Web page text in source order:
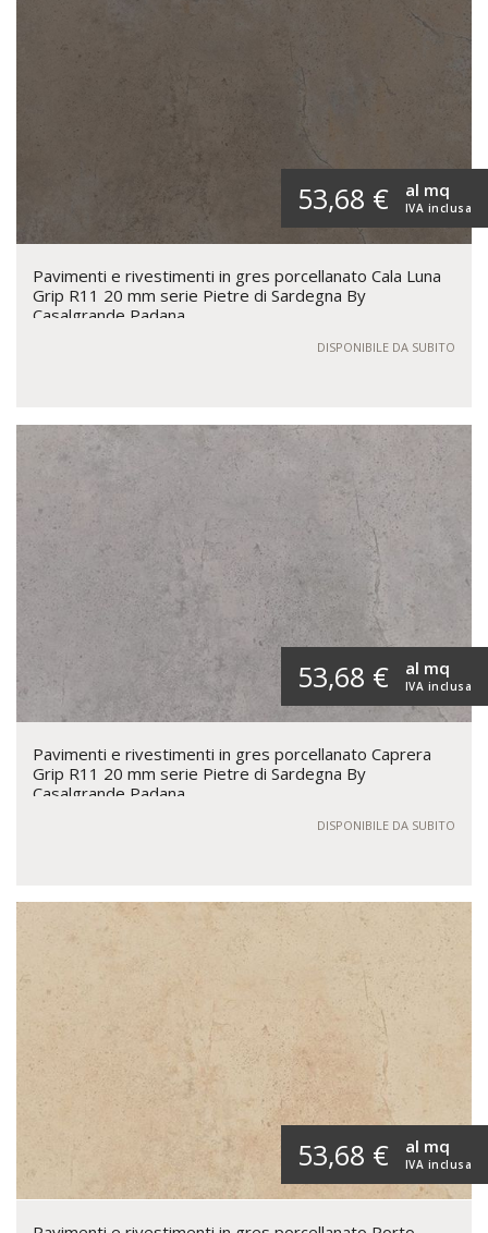
53,68 € IVA inclusa
al mq
Pavimenti e rivestimenti in gres porcellanato Cala Luna
Grip R11 20 mm serie Pietre di Sardegna By
Casalgrande Padana
DISPONIBILE DA SUBITO
53,68 € IVA inclusa
al mq
Pavimenti e rivestimenti in gres porcellanato Caprera
Grip R11 20 mm serie Pietre di Sardegna By
Casalgrande Padana
DISPONIBILE DA SUBITO
53,68 € IVA inclusa
al mq